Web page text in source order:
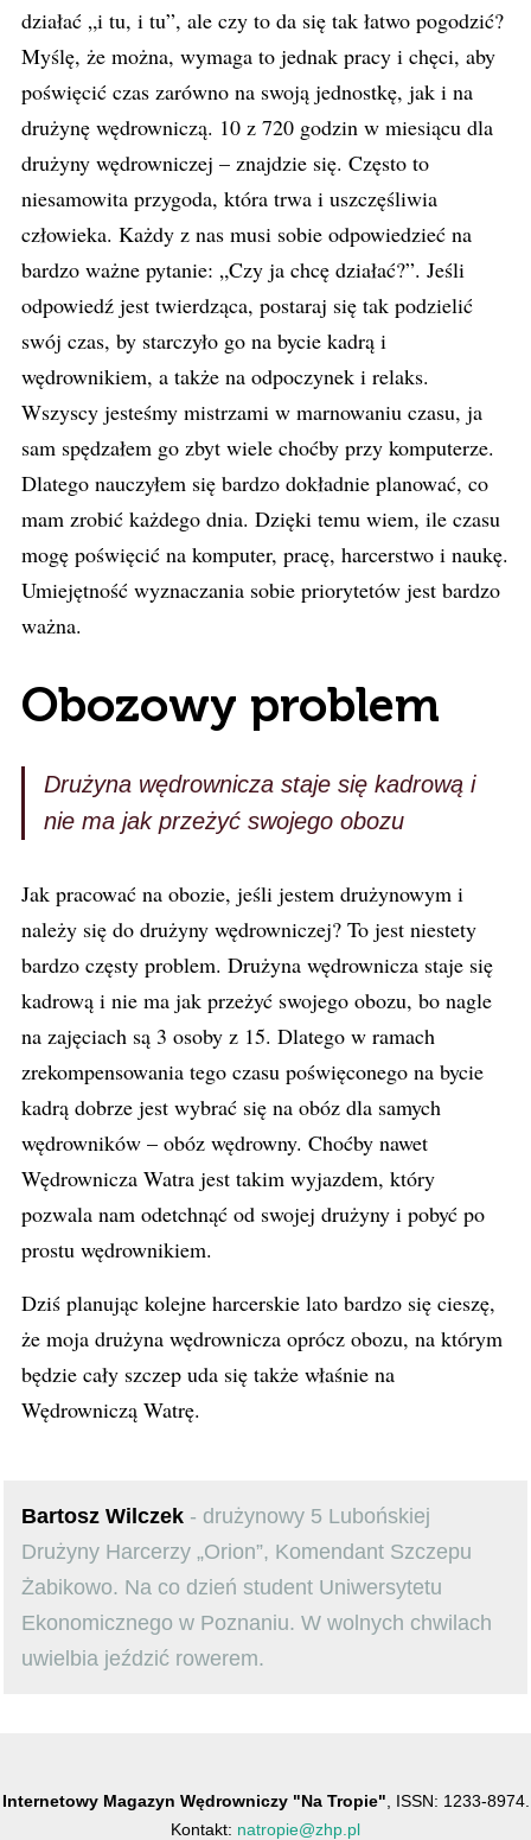
działać „i tu, i tu”, ale czy to da się tak łatwo pogodzić?
Myślę, że można, wymaga to jednak pracy i chęci, aby
poświęcić czas zarówno na swoją jednostkę, jak i na
drużynę wędrowniczą. 10 z 720 godzin w miesiącu dla
drużyny wędrowniczej – znajdzie się. Często to
niesamowita przygoda, która trwa i uszczęśliwia
człowieka. Każdy z nas musi sobie odpowiedzieć na
bardzo ważne pytanie: „Czy ja chcę działać?”. Jeśli
odpowiedź jest twierdząca, postaraj się tak podzielić
swój czas, by starczyło go na bycie kadrą i
wędrownikiem, a także na odpoczynek i relaks.
Wszyscy jesteśmy mistrzami w marnowaniu czasu, ja
sam spędzałem go zbyt wiele choćby przy komputerze.
Dlatego nauczyłem się bardzo dokładnie planować, co
mam zrobić każdego dnia. Dzięki temu wiem, ile czasu
mogę poświęcić na komputer, pracę, harcerstwo i naukę.
Umiejętność wyznaczania sobie priorytetów jest bardzo
ważna.
Obozowy problem
Drużyna wędrownicza staje się kadrową i
nie ma jak przeżyć swojego obozu
Jak pracować na obozie, jeśli jestem drużynowym i
należy się do drużyny wędrowniczej? To jest niestety
bardzo częsty problem. Drużyna wędrownicza staje się
kadrową i nie ma jak przeżyć swojego obozu, bo nagle
na zajęciach są 3 osoby z 15. Dlatego w ramach
zrekompensowania tego czasu poświęconego na bycie
kadrą dobrze jest wybrać się na obóz dla samych
wędrowników – obóz wędrowny. Choćby nawet
Wędrownicza Watra jest takim wyjazdem, który
pozwala nam odetchnąć od swojej drużyny i pobyć po
prostu wędrownikiem.
Dziś planując kolejne harcerskie lato bardzo się cieszę,
że moja drużyna wędrownicza oprócz obozu, na którym
będzie cały szczep uda się także właśnie na
Wędrowniczą Watrę.
Bartosz Wilczek - drużynowy 5 Lubońskiej
Drużyny Harcerzy „Orion”, Komendant Szczepu
Żabikowo. Na co dzień student Uniwersytetu
Ekonomicznego w Poznaniu. W wolnych chwilach
uwielbia jeździć rowerem.
Internetowy Magazyn Wędrowniczy "Na Tropie" , ISSN: 1233-8974.
Kontakt: natropie@zhp.pl